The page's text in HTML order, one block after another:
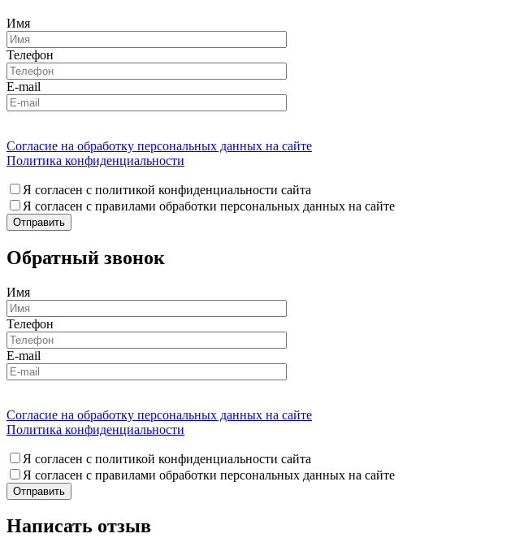
Имя
Телефон
E-mail
Согласие на обработку персональных данных на сайте
Политика конфиденциальности
Я согласен с политикой конфиденциальности сайта
Я согласен с правилами обработки персональных данных на сайте
Обратный звонок
Имя
Телефон
E-mail
Согласие на обработку персональных данных на сайте
Политика конфиденциальности
Я согласен с политикой конфиденциальности сайта
Я согласен с правилами обработки персональных данных на сайте
Написать отзыв